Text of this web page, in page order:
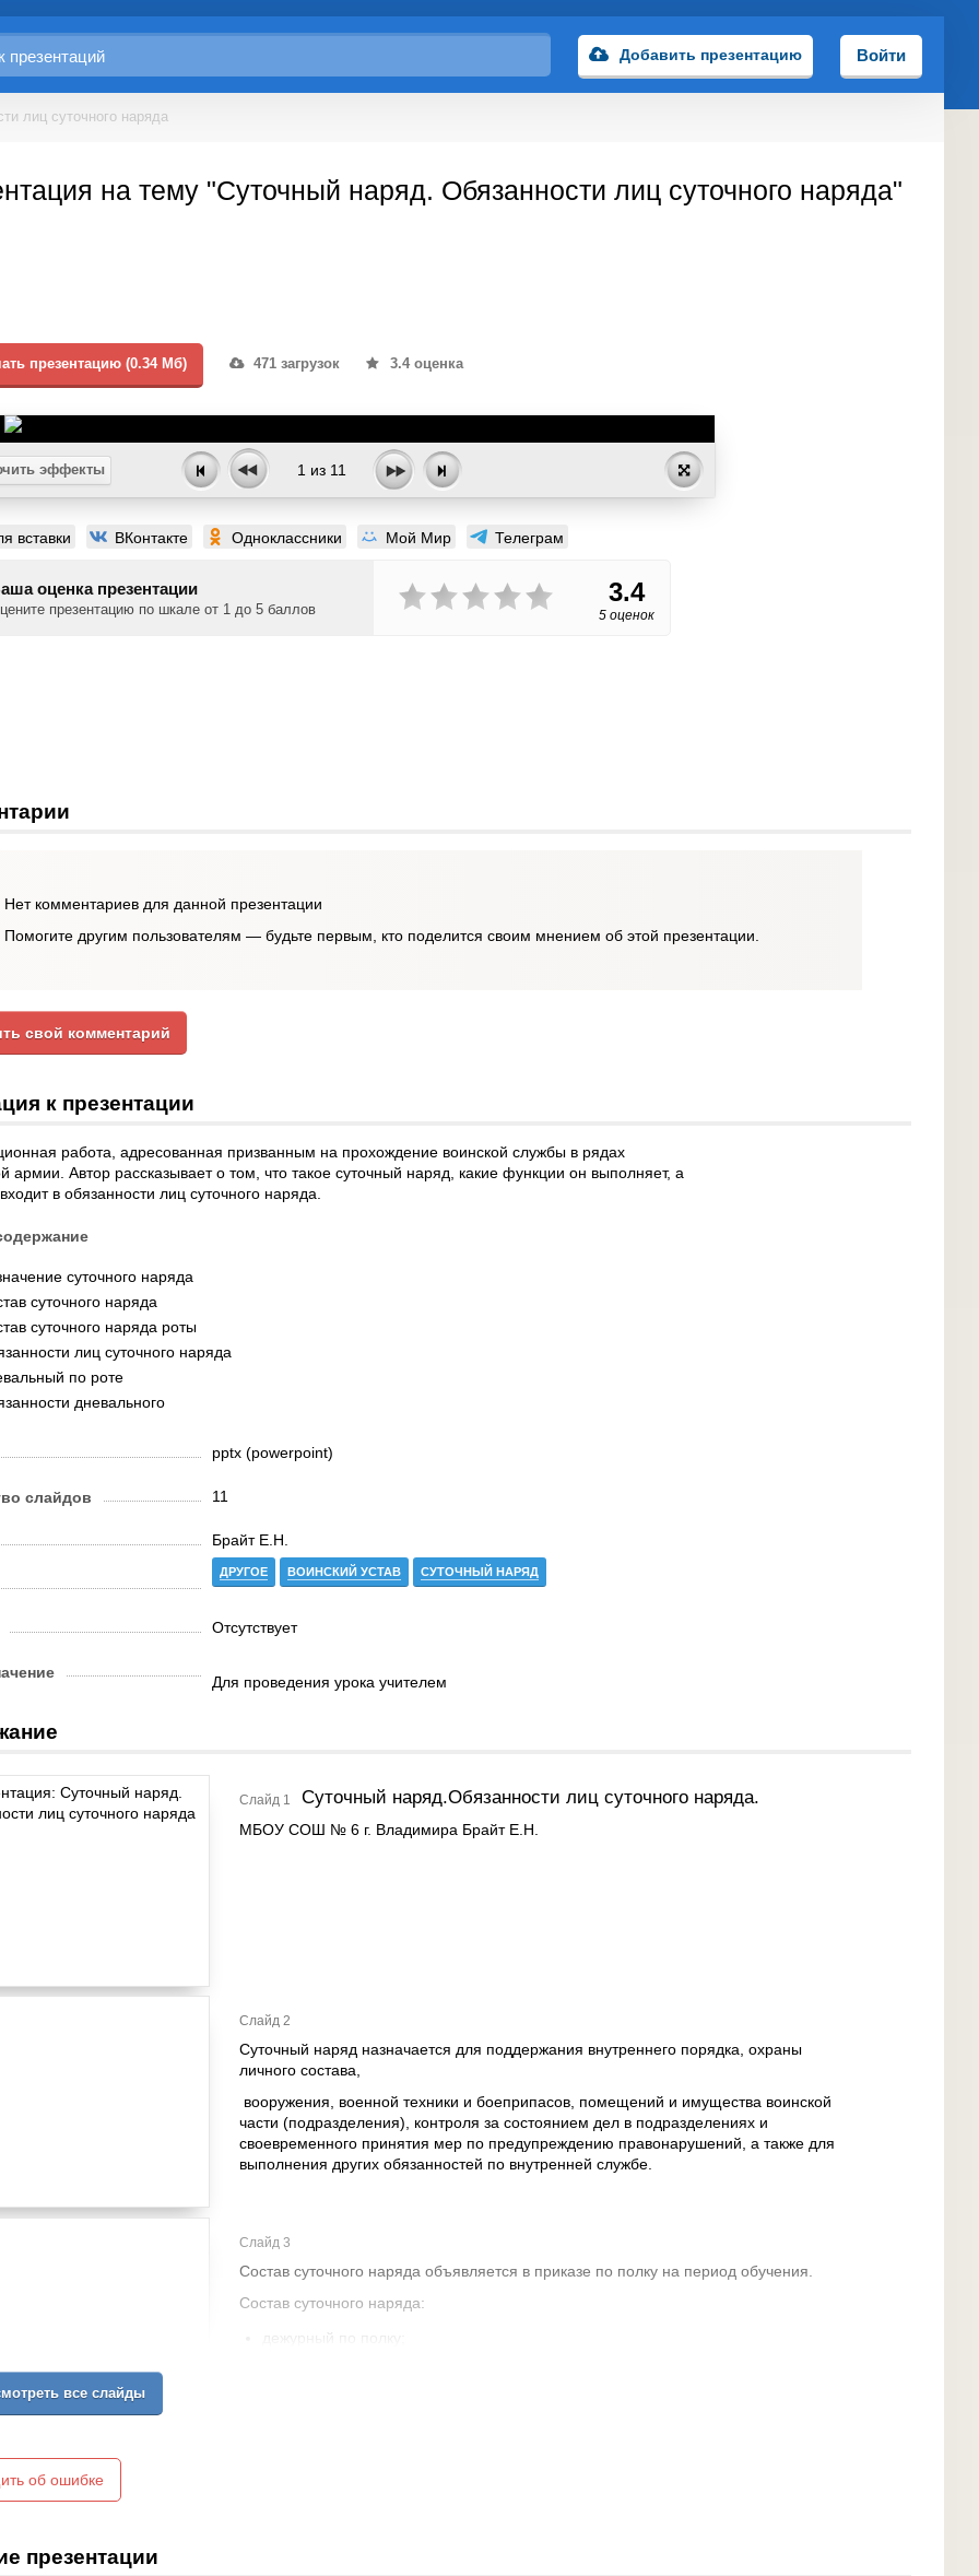
Добавить презентацию Войти
лиц суточного наряда
на тему "Суточный наряд. Обязанности лиц суточного наряда"
презентацию (0.34 Мб) 471 загрузок 3.4 оценка
эффекты 1 из 11
вставки ВКонтакте Одноклассники Мой Мир Телеграм
оценка презентации
презентацию по шкале от 1 до 5 баллов
3.4
5 оценок
Нет комментариев для данной презентации
Помогите другим пользователям — будьте первым, кто поделится своим мнением об этой презентации.
свой комментарий
к презентации
работа, адресованная призванным на прохождение воинской службы в рядах
армии. Автор рассказывает о том, что такое суточный наряд, какие функции он выполняет, а
в обязанности лиц суточного наряда.
суточного наряда
суточного наряда
суточного наряда роты
лиц суточного наряда
по роте
дневального
pptx (powerpoint)
слайдов 11
Брайт Е.Н.
ДРУГОЕ ВОИНСКИЙ УСТАВ СУТОЧНЫЙ НАРЯД
Отсутствует
Для проведения урока учителем
Слайд 1 Суточный наряд.Обязанности лиц суточного наряда.
МБОУ СОШ № 6 г. Владимира Брайт Е.Н.
Слайд 2
Суточный наряд назначается для поддержания внутреннего порядка, охраны
личного состава,
вооружения, военной техники и боеприпасов, помещений и имущества воинской
части (подразделения), контроля за состоянием дел в подразделениях и
своевременного принятия мер по предупреждению правонарушений, а также для
выполнения других обязанностей по внутренней службе.
Слайд 3
Состав суточного наряда объявляется в приказе по полку на период обучения.
Состав суточного наряда:
все слайды
об ошибке
презентации